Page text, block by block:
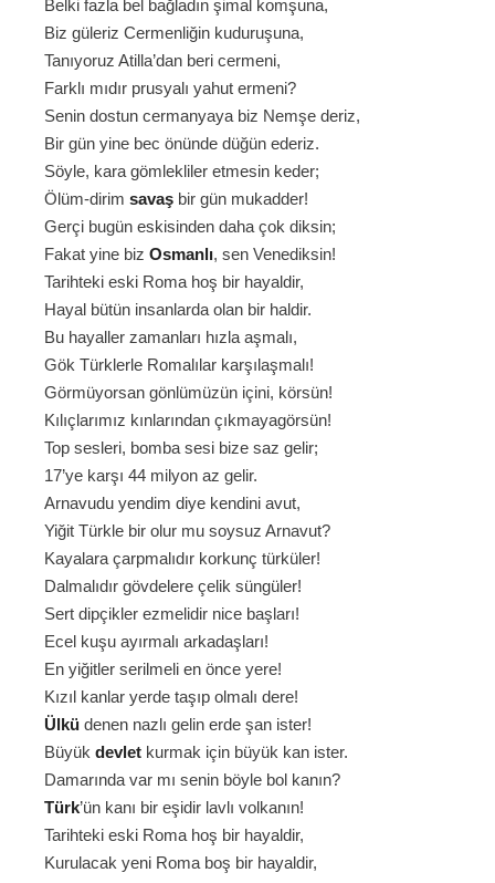
Belki fazla bel bağladın şimal komşuna,
Biz güleriz Cermenliğin kuduruşuna,
Tanıyoruz Atilla’dan beri cermeni,
Farklı mıdır prusyalı yahut ermeni?
Senin dostun cermanyaya biz Nemşe deriz,
Bir gün yine bec önünde düğün ederiz.
Söyle, kara gömlekliler etmesin keder;
Ölüm-dirim savaş bir gün mukadder!
Gerçi bugün eskisinden daha çok diksin;
Fakat yine biz Osmanlı, sen Venediksin!
Tarihteki eski Roma hoş bir hayaldir,
Hayal bütün insanlarda olan bir haldir.
Bu hayaller zamanları hızla aşmalı,
Gök Türklerle Romalılar karşılaşmalı!
Görmüyorsan gönlümüzün içini, körsün!
Kılıçlarımız kınlarından çıkmayagörsün!
Top sesleri, bomba sesi bize saz gelir;
17’ye karşı 44 milyon az gelir.
Arnavudu yendim diye kendini avut,
Yiğit Türkle bir olur mu soysuz Arnavut?
Kayalara çarpmalıdır korkunç türküler!
Dalmalıdır gövdelere çelik süngüler!
Sert dipçikler ezmelidir nice başları!
Ecel kuşu ayırmalı arkadaşları!
En yiğitler serilmeli en önce yere!
Kızıl kanlar yerde taşıp olmalı dere!
Ülkü denen nazlı gelin erde şan ister!
Büyük devlet kurmak için büyük kan ister.
Damarında var mı senin böyle bol kanın?
Türk’ün kanı bir eşidir lavlı volkanın!
Tarihteki eski Roma hoş bir hayaldir,
Kurulacak yeni Roma boş bir hayaldir,